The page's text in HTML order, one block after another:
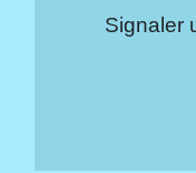
Signaler